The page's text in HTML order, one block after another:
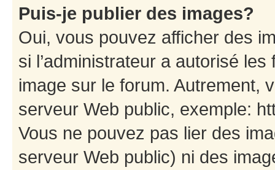
Puis-je publier des images?
Oui, vous pouvez afficher des
si l’administrateur a autorisé
image sur le forum. Autrement,
serveur Web public, exemple:
Vous ne pouvez pas lier des
serveur Web public) ni des